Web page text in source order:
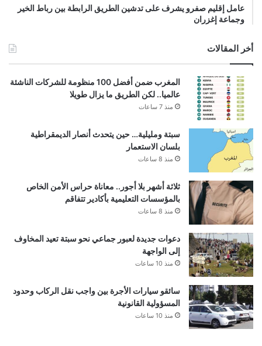
عامل إقليم صفرو يشرف على تدشين الطريق الرابطة بين رباط الخير
وجماعة إغزران
أخر المقالات
المغرب ضمن أفضل 100 منظومة للشركات الناشئة
عالميا.. لكن الطريق ما يزال طويلا
منذ 7 ساعات
سبتة ومليلية… حين يتحدث أنصار الديمقراطية
بلسان الاستعمار
منذ 8 ساعات
ثلاثة أشهر بلا أجور.. معاناة حراس الأمن الخاص
بالمؤسسات التعليمية بأكادير تتفاقم
منذ 8 ساعات
دعوات جديدة لعبور جماعي نحو سبتة تعيد المخاوف
إلى الواجهة
منذ 10 ساعات
سائقو سيارات الأجرة بين واجب نقل الركاب وحدود
المسؤولية القانونية
منذ 10 ساعات